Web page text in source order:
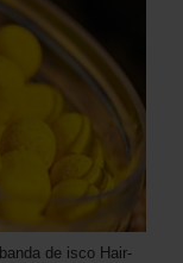
de isco Hair-